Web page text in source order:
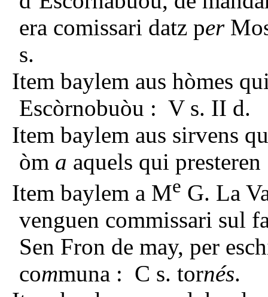
era comissari datz per
s.
Item baylem aus hòmes
Escòrnobuòu : V s. II d.
Item baylem aus sirvens
òm a aquels qui
Item baylem a Me G. La
venguen commissari sul
Sen Fron de may, per
communa : C s. tornés.